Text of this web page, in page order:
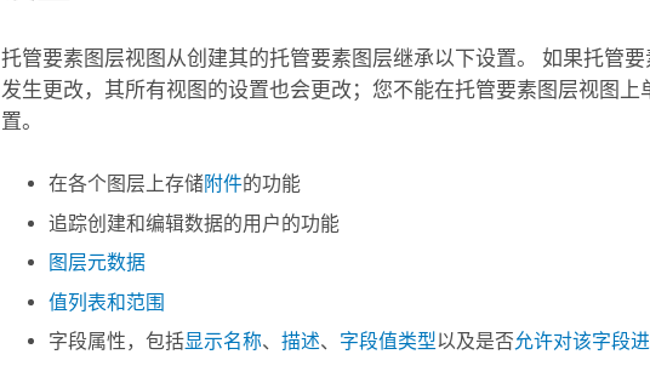
托管要素图层视图从创建其的托管要素图层继承以下设置。 如果托管
发生更改，其所有视图的设置也会更改；您不能在托管要素图层视图上
置。
在各个图层上存储附件的功能
追踪创建和编辑数据的用户的功能
图层元数据
值列表和范围
字段属性，包括显示名称、 描述、 字段值类型以及是否允许对该字段